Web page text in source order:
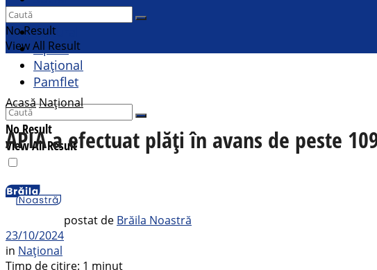
Cultural
Opinii
Național
Pamflet
No Result
View All Result
No Result
View All Result
AcasăNațional
APIA a efectuat plăți în avans de peste
postat de Brăila Noastră
23/10/2024
in Național
Timp de citire: 1 minut